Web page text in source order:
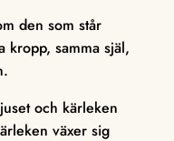
den som står
kropp, samma själ,
och kärleken
växer sig